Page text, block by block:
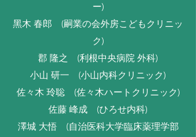
ー)
黑木 春郎 (嗣業の会外房こどもクリニッ
ク)
郡 隆之 (利根中央病院 外科)
小山 研一 (小山内科クリニック)
佐々木 玲聡 (佐々木ハートクリニック)
佐藤 峰成 (ひろせ内科)
澤城 大悟 (自治医科大学臨床薬理学部